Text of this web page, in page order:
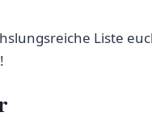
Liste